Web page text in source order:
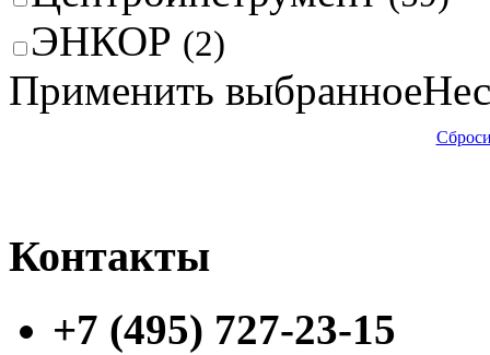
ЭНКОР (2)
Применить выбранное
Контакты
+7 (495) 727-23-15